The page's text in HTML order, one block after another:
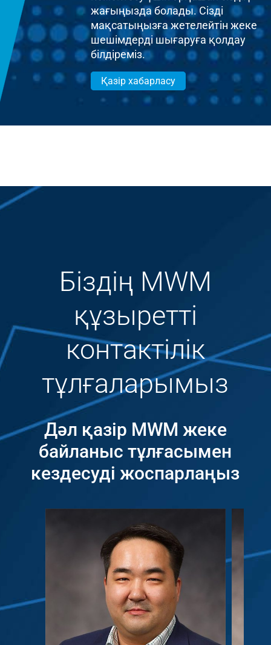
жағыңызда болады. Сізді
мақсатыңызға жетелейтін жеке
шешімдерді шығаруға қолдау
білдіреміз.
Қазір хабарласу
Біздің MWM
құзыретті
контактілік
тұлғаларымыз
Дәл қазір MWM жеке
байланыс тұлғасымен
кездесуді жоспарлаңыз